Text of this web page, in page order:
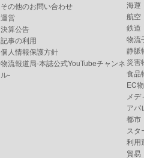
その他のお問い合わせ
運営
決算公告
記事の利用
個人情報保護方針
物流報道局-本誌公式YouTubeチャンネ
ル-
海運
航空
鉄道
物流
静脈
災害
食品
EC
メ
アパ
都市
スタ
利用
貿易